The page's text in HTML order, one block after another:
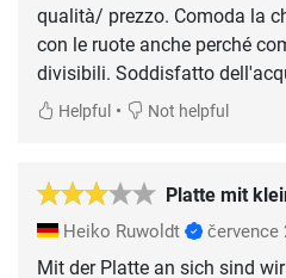
qualità/ prezzo. Comoda la
con le ruote anche perché
divisibili. Soddisfatto
Helpful • Not helpful
Platte mit
Heiko Ruwoldt července
Mit der Platte an sich sind